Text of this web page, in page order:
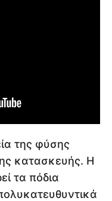
της φύσης
κατασκευής. Η
τα πόδια